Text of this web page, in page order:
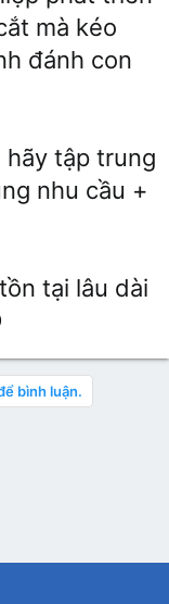
mà kéo
đánh con
hãy tập trung
nhu cầu +
tại lâu dài
bình luận.